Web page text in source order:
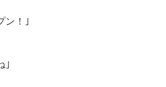
ン！｣
｣